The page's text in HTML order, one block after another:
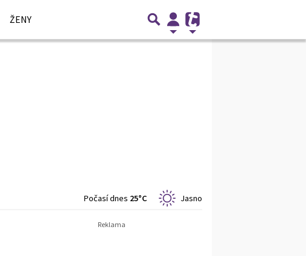
ŽENY
Počasí dnes 25°C Jasno